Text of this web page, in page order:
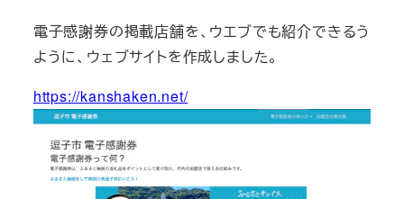
電子感謝券の掲載店舗を、ウエブでも紹介できるう
ように、ウェブサイトを作成しました。
https://kanshaken.net/